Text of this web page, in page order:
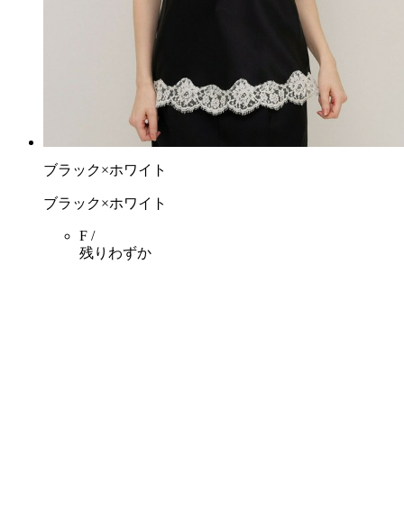
ブラック×ホワイト
ブラック×ホワイト
F /
残りわずか